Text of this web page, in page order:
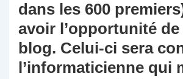
dans les 600
avoir l’opportunité
blog. Celui-ci sera
l’informaticienne qui